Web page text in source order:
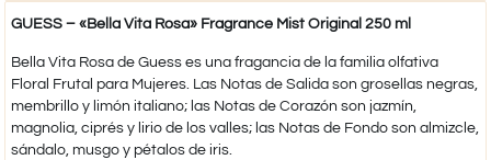
GUESS – «Bella Vita Rosa» Fragrance Mist Original 250 ml
Bella Vita Rosa de Guess es una fragancia de la familia olfativa
Floral Frutal para Mujeres. Las Notas de Salida son grosellas negras,
membrillo y limón italiano; las Notas de Corazón son jazmín,
magnolia, ciprés y lirio de los valles; las Notas de Fondo son almizcle,
sándalo, musgo y pétalos de iris.